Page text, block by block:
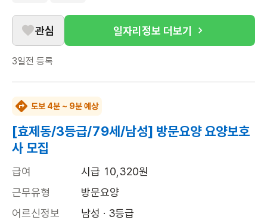
관심 일자리정보 더보기
3일전 등록
도보 4분 ~ 9분 예상
[효제동/3등급/79세/남성] 방문요양 요양보호
사 모집
급여
시급 10,320원
근무유형
방문요양
어르신정보
남성 · 3등급